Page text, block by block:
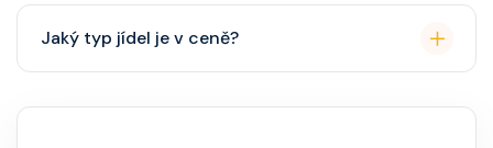
někdy "Evening Chic" – doporučeno, ale není nutný
smoking.
Jaký typ jídel je v ceně?